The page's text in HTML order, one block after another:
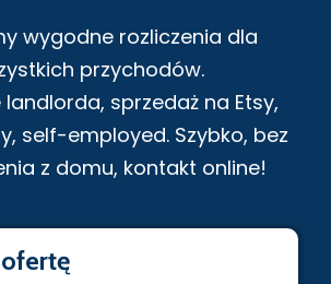
wygodne rozliczenia dla
przychodów.
landlorda, sprzedaż na Etsy,
self-employed. Szybko, bez
z domu, kontakt online!